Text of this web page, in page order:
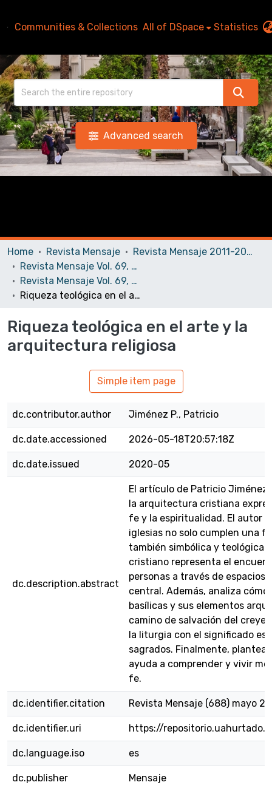
Communities & Collections All of DSpace Statistics
Advanced search
Home Revista Mensaje
Revista Mensaje 2011-2020
Revista Mensaje Vol. 69, 2020
Revista Mensaje Vol. 69, No. 688 (Mayo)
Riqueza teológica en el arte y la arquitectura religiosa
Riqueza teológica en el arte y la
arquitectura religiosa
Simple item page
dc.contributor.author Jiménez P., Patricio
dc.date.accessioned 2026-05-18T20:57:18Z
dc.date.issued 2020-05
dc.description.abstract
El artículo de Patricio Jiménez
la arquitectura cristiana
fe y la espiritualidad. El autor
iglesias no solo cumplen una
también simbólica y teológica.
cristiano representa el
personas a través de espacios
central. Además, analiza
basílicas y sus elementos
camino de salvación del
la liturgia con el significado
sagrados. Finalmente, plantea
ayuda a comprender y vivir
fe.
dc.identifier.citation Revista Mensaje (688) mayo
dc.identifier.uri https://
dc.language.iso es
dc.publisher Mensaje